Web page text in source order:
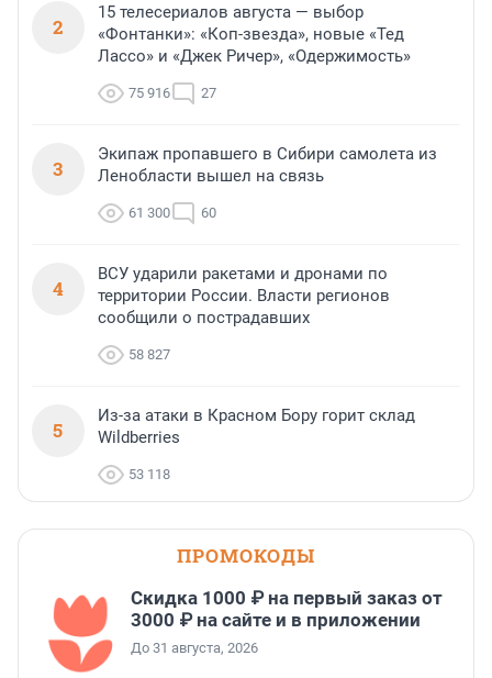
2
15 телесериалов августа — выбор
«Фонтанки»: «Коп-звезда», новые «Тед
Лассо» и «Джек Ричер», «Одержимость»
75 916 27
3
Экипаж пропавшего в Сибири самолета из
Ленобласти вышел на связь
61 300 60
4
ВСУ ударили ракетами и дронами по
территории России. Власти регионов
сообщили о пострадавших
58 827
5
Из-за атаки в Красном Бору горит склад
Wildberries
53 118
ПРОМОКОДЫ
Скидка 1000 ₽ на первый заказ от
3000 ₽ на сайте и в приложении
До 31 августа, 2026